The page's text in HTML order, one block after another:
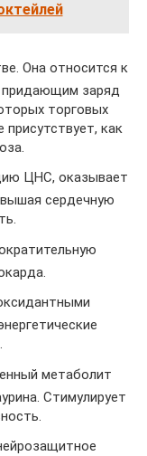
Она относится к
придающим заряд
торговых
как
ЦНС, оказывает
сердечную
метаболит
Стимулирует